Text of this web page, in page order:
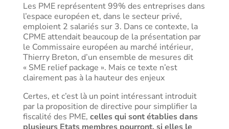
Les PME représentent 99% des entreprises dans
l’espace européen et, dans le secteur privé,
emploient 2 salariés sur 3. Dans ce contexte, la
CPME attendait beaucoup de la présentation par
le Commissaire européen au marché intérieur,
Thierry Breton, d’un ensemble de mesures dit
« SME relief package ». Mais ce texte n’est
clairement pas à la hauteur des enjeux
Certes, et c’est là un point intéressant introduit
par la proposition de directive pour simplifier la
fiscalité des PME, celles qui sont établies dans